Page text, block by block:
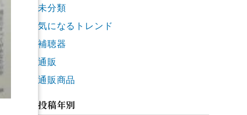
未分類
気になるトレンド
補聴器
通販
通販商品
投稿年別